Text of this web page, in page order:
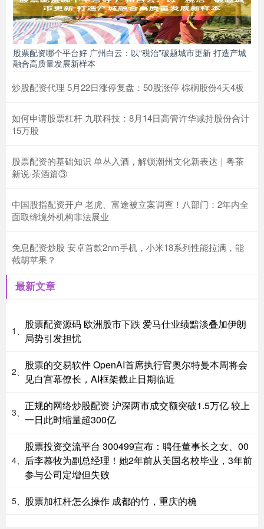
股票配资哪个平台好 广州白云：以“税治”破题城市更新 打造产城
融合高质量发展新样本
炒股配资代理 5月22日涨停复盘：50股涨停 棕榈股份4天4板
如何申请股票杠杆 九联科技：8月14日高管许华减持股份合计
15万股
股票配资的基础知识 单丛入酒，解锁潮州文化新表达｜粤茶
新说·茶酒篇③
中国股指配资开户 老虎、富途被立案调查！八部门：2年内全
面取缔境外机构非法展业
免息配资炒股 安卓首款2nm手机，小米18系列性能拉满，能
截胡苹果？
最新文章
1、
股票配资源码 欧洲股市下跌 爱马仕业绩黯淡叠加伊朗
局势引发担忧
2、
股票的交易软件 OpenAI首席执行官奥尔特曼本周将会
见白宫幕僚长，AI框架截止日期临近
3、
正规的网络炒股配资 沪深两市成交额突破1.5万亿 较上
一日此时缩量超300亿
4、
股票投资交流平台 300499宣布：聘任董事长之女、00
后李慕牧为副总经理！她2年前从美国名校毕业，3年前
参与公司定增但失败
5、 股票加杠杆怎么操作 成都的竹，重庆的桷